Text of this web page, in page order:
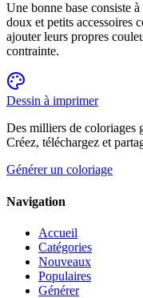
Une bonne base consiste
doux et petits accessoires
ajouter leurs propres
contrainte.
Dessin à imprimer
Des milliers de coloriages
Créez, téléchargez et
Générer un coloriage
Navigation
Accueil
Catégories
Nouveaux
Populaires
Générer